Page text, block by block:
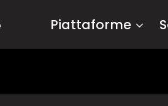
Piattaforme